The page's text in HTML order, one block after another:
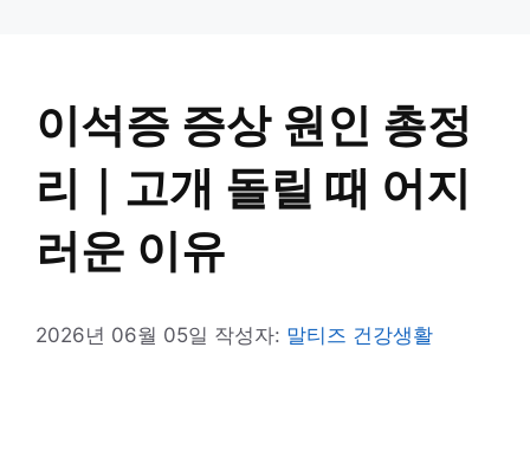
이석증 증상 원인 총정
리｜고개 돌릴 때 어지
러운 이유
2026년 06월 05일 작성자: 말티즈 건강생활